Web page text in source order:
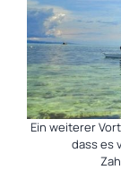
Ein weiterer
dass es